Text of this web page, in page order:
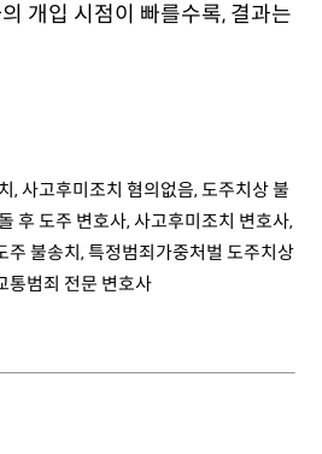
개입 시점이 빠를수록, 결과는